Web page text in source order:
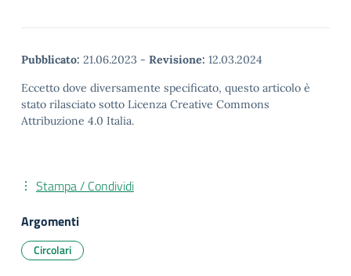
Pubblicato: 21.06.2023 - Revisione: 12.03.2024
Eccetto dove diversamente specificato, questo articolo è
stato rilasciato sotto Licenza Creative Commons
Attribuzione 4.0 Italia.
Stampa / Condividi
Argomenti
Circolari